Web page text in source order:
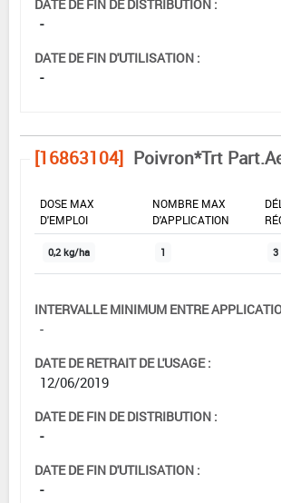
DATE DE FIN DE DISTRIBUTION :
-
DATE DE FIN D'UTILISATION :
-
[16863104] Poivron*Trt
DOSE MAX
D'EMPLOI
NOMBRE MAX
D'APPLICATION
0,2 kg/ha 1 3
INTERVALLE MINIMUM ENTRE
-
DATE DE RETRAIT DE L'USAGE :
12/06/2019
DATE DE FIN DE DISTRIBUTION :
-
DATE DE FIN D'UTILISATION :
-